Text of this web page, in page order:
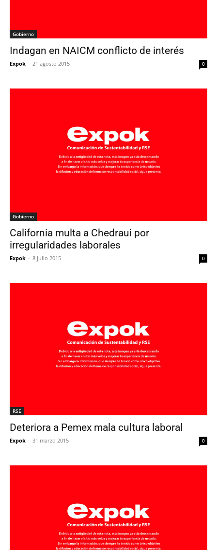
Gobierno
Indagan en NAICM conflicto de interés
Expok - 21 agosto 2015 0
Gobierno
California multa a Chedraui por
irregularidades laborales
Expok - 8 julio 2015 0
RSE
Deteriora a Pemex mala cultura laboral
Expok - 31 marzo 2015 0